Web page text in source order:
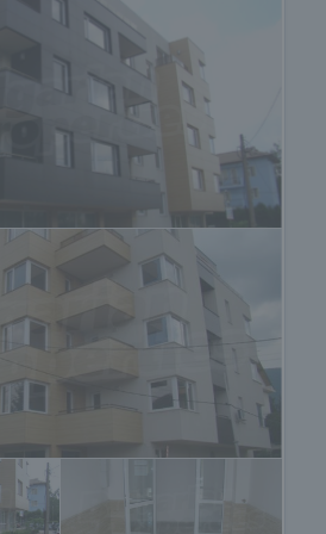
на града. Квартал „Бояна” е
за живеене и инвестиции
между свеж въздух и
и същевременно добра
централни точки. В
Резиденция „Бояна”,
Петков” и „Александър С.
исторически музей, места